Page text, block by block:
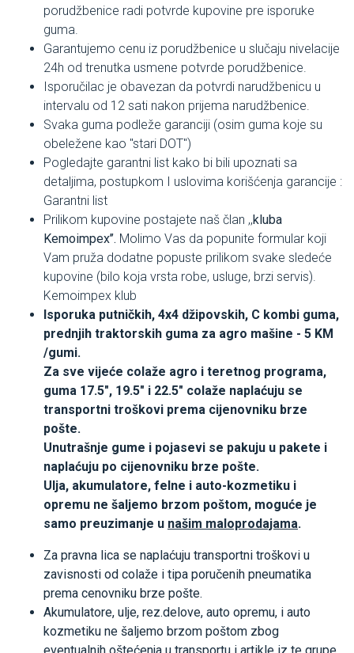
porudžbenice radi potvrde kupovine pre isporuke
guma.
Garantujemo cenu iz porudžbenice u slučaju nivelacije
24h od trenutka usmene potvrde porudžbenice.
Isporučilac je obavezan da potvrdi narudžbenicu u
intervalu od 12 sati nakon prijema narudžbenice.
Svaka guma podleže garanciji (osim guma koje su
obeležene kao "stari DOT")
Pogledajte garantni list kako bi bili upoznati sa
detaljima, postupkom I uslovima korišćenja garancije :
Garantni list
Prilikom kupovine postajete naš član ,,kluba
Kemoimpex’’. Molimo Vas da popunite formular koji
Vam pruža dodatne popuste prilikom svake sledeće
kupovine (bilo koja vrsta robe, usluge, brzi servis).
Kemoimpex klub
Isporuka putničkih, 4x4 džipovskih, C kombi guma,
prednjih traktorskih guma za agro mašine - 5 KM
/gumi.
Za sve vijeće colaže agro i teretnog programa,
guma 17.5", 19.5" i 22.5" colaže naplaćuju se
transportni troškovi prema cijenovniku brze
pošte.
Unutrašnje gume i pojasevi se pakuju u pakete i
naplaćuju po cijenovniku brze pošte.
Ulja, akumulatore, felne i auto-kozmetiku i
opremu ne šaljemo brzom poštom, moguće je
samo preuzimanje u našim maloprodajama.
Za pravna lica se naplaćuju transportni troškovi u
zavisnosti od colaže i tipa poručenih pneumatika
prema cenovniku brze pošte.
Akumulatore, ulje, rez.delove, auto opremu, i auto
kozmetiku ne šaljemo brzom poštom zbog